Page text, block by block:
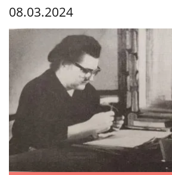
Service
08.03.2024